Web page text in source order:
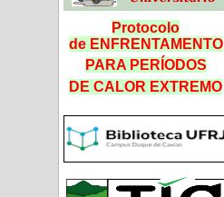
Protocolo
de ENFRENTAMENTO
PARA PERÍODOS
DE CALOR EXTREMO